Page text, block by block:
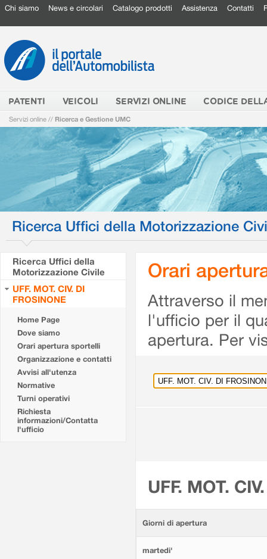
Chi siamo News e circolari Catalogo prodotti Assistenza Contatti
PATENTI VEICOLI SERVIZI ONLINE CODICE
Servizi online // Ricerca e Gestione UMC
Ricerca Uffici della Motorizzazione
Ricerca Uffici della
Motorizzazione Civile
UFF. MOT. CIV. DI
FROSINONE
Home Page
Dove siamo
Orari apertura sportelli
Organizzazione e contatti
Avvisi all'utenza
Normative
Turni operativi
Richiesta
informazioni/Contatta
l'ufficio
Orari
Attraverso il
l'ufficio per il
apertura. Per
UFF. MOT.
Giorni di apertura
martedi'